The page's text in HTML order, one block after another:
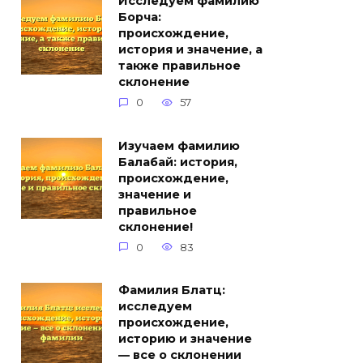
Борча:
происхождение,
история и значение, а
также правильное
склонение
0 57
Изучаем фамилию
Балабай: история,
происхождение,
значение и
правильное
склонение!
0 83
Фамилия Блатц:
исследуем
происхождение,
историю и значение
— все о склонении